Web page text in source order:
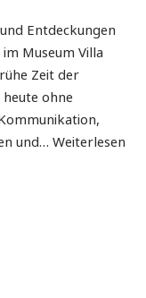
Entdeckungen
Museum Villa
Zeit der
ohne
und…Weiterlesen